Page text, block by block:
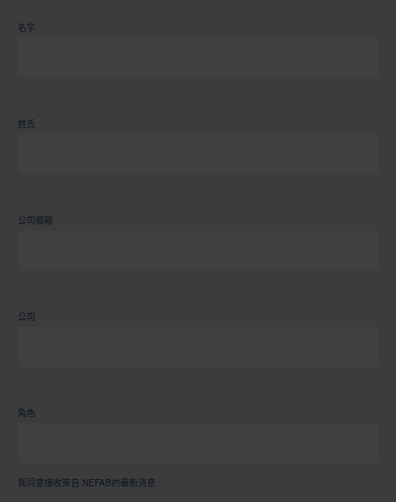
名字
姓氏
公司郵箱
公司
角色
我同意接收來自 NEFAB的最新消息